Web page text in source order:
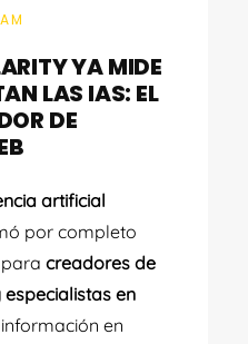
YA MIDE
LAS IAS: EL
DE
artificial
por completo
creadores de
en
en